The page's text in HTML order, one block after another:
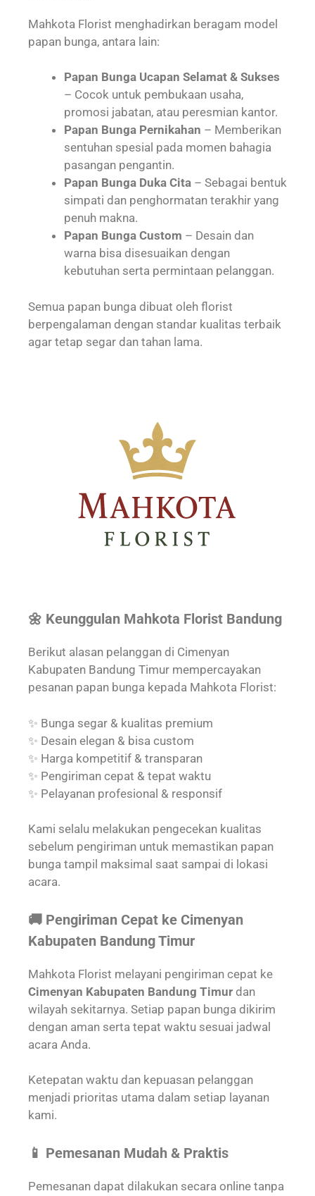
Mahkota Florist menghadirkan beragam model
papan bunga, antara lain:
Papan Bunga Ucapan Selamat & Sukses
– Cocok untuk pembukaan usaha,
promosi jabatan, atau peresmian kantor.
Papan Bunga Pernikahan – Memberikan
sentuhan spesial pada momen bahagia
pasangan pengantin.
Papan Bunga Duka Cita – Sebagai bentuk
simpati dan penghormatan terakhir yang
penuh makna.
Papan Bunga Custom – Desain dan
warna bisa disesuaikan dengan
kebutuhan serta permintaan pelanggan.
Semua papan bunga dibuat oleh florist
berpengalaman dengan standar kualitas terbaik
agar tetap segar dan tahan lama.
🌼 Keunggulan Mahkota Florist Bandung
Berikut alasan pelanggan di Cimenyan
Kabupaten Bandung Timur mempercayakan
pesanan papan bunga kepada Mahkota Florist:
✨ Bunga segar & kualitas premium
✨ Desain elegan & bisa custom
✨ Harga kompetitif & transparan
✨ Pengiriman cepat & tepat waktu
✨ Pelayanan profesional & responsif
Kami selalu melakukan pengecekan kualitas
sebelum pengiriman untuk memastikan papan
bunga tampil maksimal saat sampai di lokasi
acara.
🚚 Pengiriman Cepat ke Cimenyan
Kabupaten Bandung Timur
Mahkota Florist melayani pengiriman cepat ke
Cimenyan Kabupaten Bandung Timur dan
wilayah sekitarnya. Setiap papan bunga dikirim
dengan aman serta tepat waktu sesuai jadwal
acara Anda.
Ketepatan waktu dan kepuasan pelanggan
menjadi prioritas utama dalam setiap layanan
kami.
📱 Pemesanan Mudah & Praktis
Pemesanan dapat dilakukan secara online tanpa